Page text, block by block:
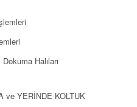
Halıları
ve YERİNDE KOLTUK